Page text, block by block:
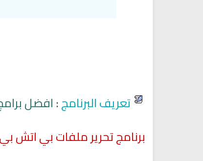
تعريف البرنامج:افضل
برنامج تحرير ملفات بي اتش بي